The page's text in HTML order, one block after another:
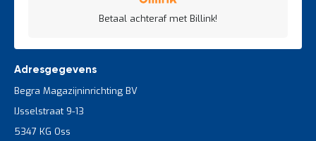
Betaal achteraf met Billink!
Adresgegevens
Begra Magazijninrichting BV
IJsselstraat 9-13
5347 KG Oss